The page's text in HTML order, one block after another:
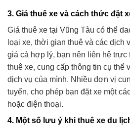
3. Giá thuê xe và cách thức đặt
Giá thuê xe tại Vũng Tàu có thể
loại xe, thời gian thuê và các dịch
giá cả hợp lý, bạn nên liên hệ
thuê xe, cung cấp thông tin cụ thể
dịch vụ của mình. Nhiều đơn vị
tuyến, cho phép bạn đặt xe một
hoặc điện thoại.
4. Một số lưu ý khi thuê xe du